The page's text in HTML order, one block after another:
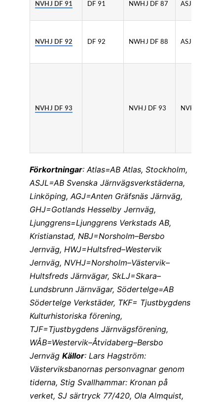
NVHJ DF 91 DF 91 NWHJ DF 87 ASJL
NVHJ DF 92 DF 92 NWHJ DF 88 ASJL
NVHJ DF 93 NVHJ DF 93 NVHJ
Förkortningar: Atlas=AB Atlas, Stockholm,
ASJL=AB Svenska Järnvägsverkstäderna,
Linköping, AGJ=Anten Gräfsnäs Järnväg,
GHJ=Gotlands Hesselby Jernväg,
Ljunggrens=Ljunggrens Verkstads AB,
Kristianstad, NBJ=Norsholm–Bersbo
Jernväg, HWJ=Hultsfred–Westervik
Jernväg, NVHJ=Norsholm–Västervik–
Hultsfreds Järnvägar, SkLJ=Skara–
Lundsbrunn Järnvägar, Södertelge=AB
Södertelge Verkstäder, TKF= Tjustbygdens
Kulturhistoriska förening,
TJF=Tjustbygdens Järnvägsförening,
WÅB=Westervik–Åtvidaberg–Bersbo
Jernväg Källor: Lars Hagström:
Västerviksbanornas personvagnar genom
tiderna, Stig Svallhammar: Kronan på
verket, SJ särtryck 77/420, Ola Almquist,